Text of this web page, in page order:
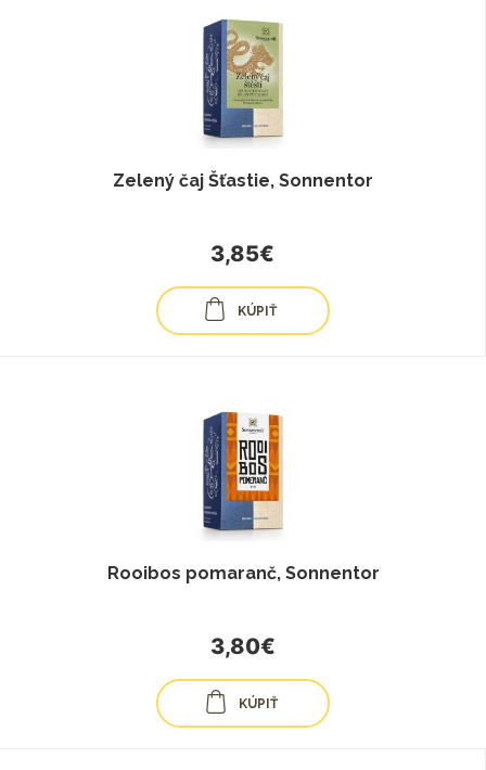
Zelený čaj Šťastie, Sonnentor
3,85€
KÚPIŤ
Rooibos pomaranč, Sonnentor
3,80€
KÚPIŤ